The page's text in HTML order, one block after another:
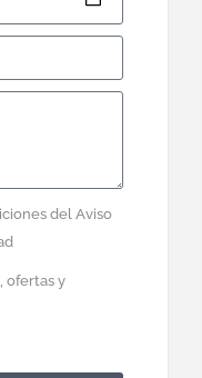
del Aviso
ofertas y